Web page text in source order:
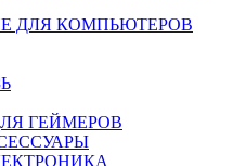
ДЛЯ КОМПЬЮТЕРОВ
ГЕЙМЕРОВ